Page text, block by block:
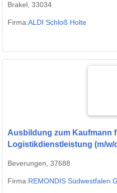
Brakel, 33034
Firma:ALDI Schloß Holte
Ausbildung zum Kaufmann
Logistikdienstleistung (m/w/
Beverungen, 37688
Firma:REMONDIS Südwestfalen